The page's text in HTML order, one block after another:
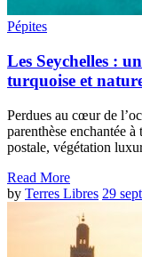
Pépites
Les Seychelles :
turquoise et
Perdues au cœur de
parenthèse enchantée
postale, végétation
Read More
by Terres Libres 29